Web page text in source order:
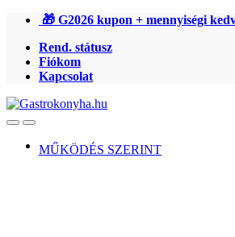
Ugrás
navigációhoz
Ugrás
tartalomra
🎁 G2026 kupon + mennyiségi
Rend. státusz
Fiókom
Kapcsolat
OpenClose
MŰKÖDÉS SZERINT